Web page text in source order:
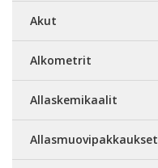
Akut
Alkometrit
Allaskemikaalit
Allasmuovipakkaukset